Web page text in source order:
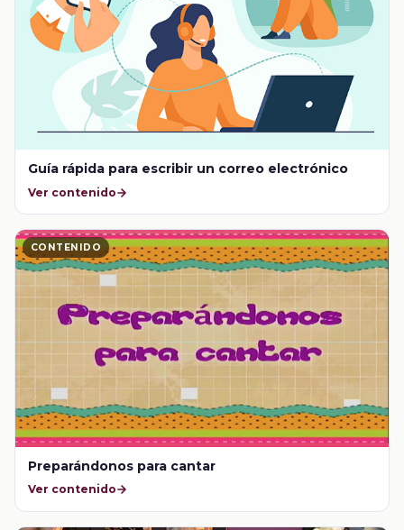
Guía rápida para escribir un correo electrónico
Ver contenido
CONTENIDO
Preparándonos para cantar
Ver contenido